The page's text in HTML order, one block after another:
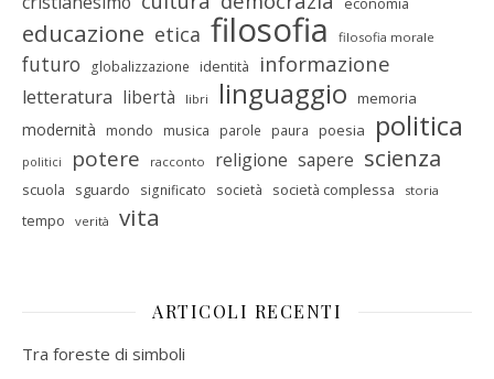
educazione etica filosofia filosofia morale
futuro globalizzazione identità informazione
letteratura libertà libri linguaggio memoria
modernità mondo musica parole paura poesia politica
politici potere racconto religione sapere scienza
scuola sguardo significato società società complessa storia
tempo verità vita
ARTICOLI RECENTI
Tra foreste di simboli